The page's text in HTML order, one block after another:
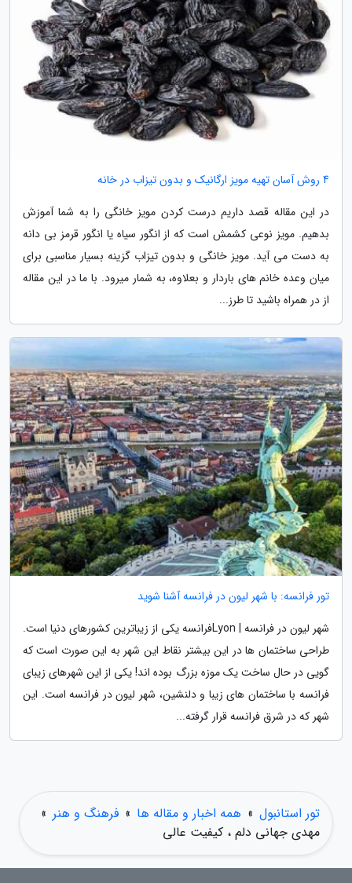
4 روش آسان تهیه مویز ارگانیک و بدون تیزاب در خانه
در این مقاله قصد داریم درست کردن مویز خانگی را به شما آموزش
بدهیم. مویز نوعی کشمش است که از انگور سیاه یا انگور قرمز بی دانه
به دست می آید. مویز خانگی و بدون تیزاب گزینه بسیار مناسبی برای
میان وعده خانم های باردار و بعلاوه، به شمار میرود. با ما در این مقاله
از در همراه باشید تا طرز...
تور فرانسه: با شهر لیون در فرانسه آشنا شوید
شهر لیون در فرانسه | Lyonفرانسه یکی از زیباترین کشورهای دنیا است.
طراحی ساختمان ها در این بیشتر نقاط این شهر به این صورت است که
گویی در حال ساخت یک موزه بزرگ بوده اند! یکی از این شهرهای زیبای
فرانسه با ساختمان های زیبا و دلنشین، شهر لیون در فرانسه است. این
شهر که در شرق فرانسه قرار گرفته...
تور استانبول » همه اخبار و مقاله ها » فرهنگ و هنر »
مهدی جهانی دلم ، کیفیت عالی